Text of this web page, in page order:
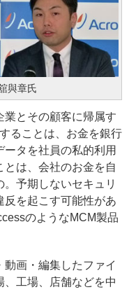
與章氏
業とその顧客に帰属す
ることは、お金を銀行
タを社員の私的利用
は、会社のお金を自
予期しないセキュリ
反を起こす可能性があ
のようなMCM製品
画・編集したファイ
工場、店舗などを中